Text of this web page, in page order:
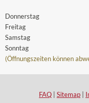
Donnerstag
Freitag
Samstag
Sonntag
(Öffnungszeiten können
FAQ Sitemap